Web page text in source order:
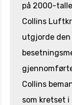
på 2000-
Collins
utgjorde
Collins
som kretset